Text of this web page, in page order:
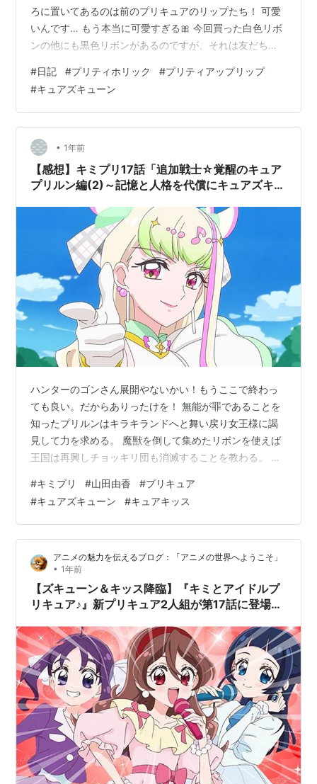
ろに置いてあるのは前のプリキュアのリップたち！ 可愛
いんです… もう本当に可愛すぎる🎀 今回買った白色リボ
ンの他にも黒色リボンがあるのですが、それは友だちが
れだったので、友だちに相談したら…近くのおもちゃ屋
さんを見てきてくれて、代わりに買ってきてくれたので
す🫣💕 最高すぎる😭 ✨ すぐにPayPayで代金を送りまし
た！ 品物は次に会う時、渡してくれる予定です！！ 楽し
みがひとつ増えた🥰 ありがとう友よ🙇‍♀️ ではでは今回はこ
のへん…
#日記 #プリティホリック #プリティアップリップ
#キュアズキューン
• 1年前
【感想】キミプリ17話「追加戦士☆覚醒のキュア
プリルン編(2)～記憶と人格を代償にキュアズキュ
ハンターのゴンさん展開やないかい！もうここで終わっ
ても良い。だからありったけを！ 無能が罪であることを
知ったプリルンはキラキランドへと舞い戻り女王様に謁
見して力を求める。 魔獣を倒して集めたリボンを使えば
王国は再興しチョッキリ団も消滅することを教わる。 プ
の話をよく聞かなかった。 国家再興にはリボンの数がま
だ足らずプリルンの願いは叶わない。 その一方でメロロ
ンの秘密アイテムを使えば一番大事なものと引き換えに
願いが叶うと言う。 プリルンが咲良うたを一番大事にし
ていることを知ったメロロンは敢えて止める事をしなか
った。 失恋したメロロンは自分のプリル…
#キミプリ #山田由香 #プリキュア
#キュアズキューン #キュアキッス
アニメの魅力を伝えるブログ：「アニメの世界へようこそ」
• 1年前
【ズキューン＆キッス降臨】『キミとアイドルプ
リキュア♪』新プリキュア2人組が第17話に登場決